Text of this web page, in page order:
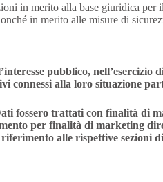
in merito alla base giuridica per
in merito alle misure di
pubblico,
connessi alla loro situazione
fossero trattati con finalità di
per finalità di marketing
alle rispettive sezioni